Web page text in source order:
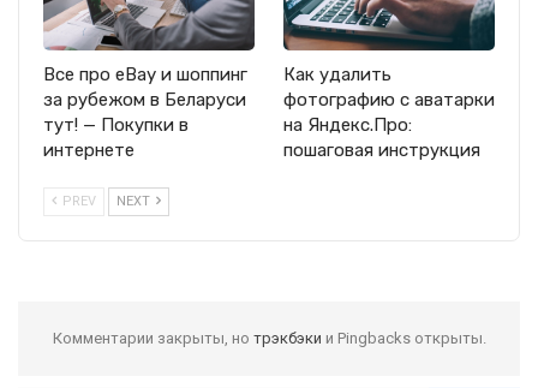
Все про eBay и шоппинг
за рубежом в Беларуси
тут! — Покупки в
интернете
Как удалить
фотографию с аватарки
на Яндекс.Про:
пошаговая инструкция
PREV NEXT
Комментарии закрыты, но трэкбэки и Pingbacks открыты.